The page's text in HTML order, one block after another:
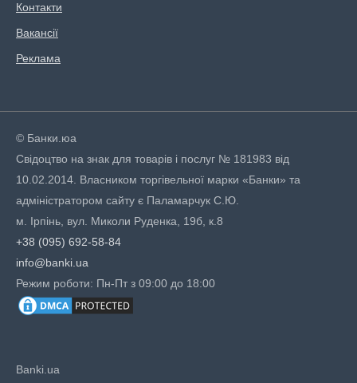
Контакти
Вакансії
Реклама
© Банки.юа
Свідоцтво на знак для товарів і послуг № 181983 від
10.02.2014. Власником торгівельної марки «Банки» та
адміністратором сайту є Паламарчук С.Ю.
м. Ірпінь, вул. Миколи Руденка, 19б, к.8
+38 (095) 692-58-84
info@banki.ua
Режим роботи: Пн-Пт з 09:00 до 18:00
Banki.ua